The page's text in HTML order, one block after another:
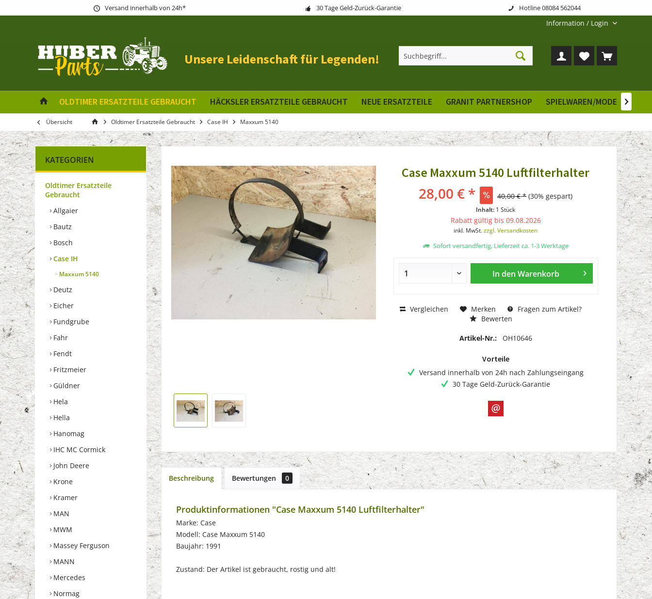
Versand innerhalb von 24h* 30 Tage Geld-Zurück-Garantie Hotline 08084 562044
Information / Login
Unsere Leidenschaft für Legenden!
OLDTIMER ERSATZTEILE GEBRAUCHT HÄCKSLER ERSATZTEILE GEBRAUCHT NEUE ERSATZTEILE GRANIT PARTNERSHOP SPIELWAREN/MODELLE

Übersicht Oldtimer Ersatzteile Gebraucht Case IH Maxxum 5140
KATEGORIEN
Oldtimer Ersatzteile
Gebraucht
Allgaier
Bautz
Bosch
Case IH
Maxxum 5140
Deutz
Eicher
Fundgrube
Fahr
Fendt
Fritzmeier
Güldner
Hela
Hella
Hanomag
IHC MC Cormick
John Deere
Krone
Kramer
MAN
MWM
Massey Ferguson
MANN
Mercedes
Normag
Case Maxxum 5140 Luftfilterhalter
28,00 € * 40,00 € * (30% gespart)
Inhalt: 1 Stück
Rabatt gültig bis 09.08.2026
inkl. MwSt.zzgl. Versandkosten
Sofort versandfertig, Lieferzeit ca. 1-3 Werktage
In den Warenkorb
Vergleichen Merken
Fragen zum Artikel?
Bewerten
Artikel-Nr.: OH10646
Vorteile
Versand innerhalb von 24h nach Zahlungseingang
30 Tage Geld-Zurück-Garantie
Beschreibung Bewertungen 0
Produktinformationen "Case Maxxum 5140 Luftfilterhalter"
Marke: Case
Modell: Case Maxxum 5140
Baujahr: 1991
Zustand: Der Artikel ist gebraucht, rostig und alt!